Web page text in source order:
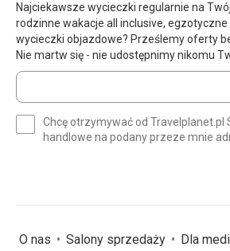
Najciekawsze wycieczki regularnie na
rodzinne wakacje all inclusive,
wycieczki objazdowe? Prześlemy oferty
Nie martw się - nie udostępnimy nikomu
Wprowadź
swój
(wymagane)
Chcę otrzymywać od Travelplanet.pl
handlowe na podany przeze mnie
O nas Salony sprzedaży Dla